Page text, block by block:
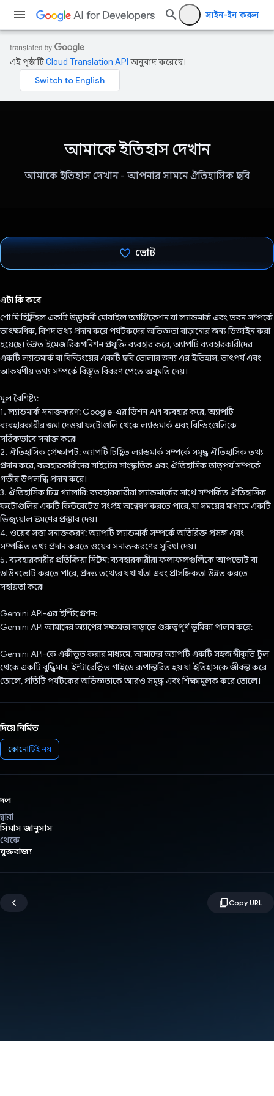
সাইন-ইন করুন
এই পৃষ্ঠাটিCloud Translation API অনুবাদ করেছে।
আমাকে ইতিহাস দেখান
আমাকে ইতিহাস দেখান - আপনার সামনে ঐতিহাসিক ছবি
ভোট
এটা কি করে
শো মি হিস্ট্রি হল একটি উদ্ভাবনী মোবাইল অ্যাপ্লিকেশন যা ল্যান্ডমার্ক এবং ভবন সম্পর্কে
তাৎক্ষণিক, বিশদ তথ্য প্রদান করে পর্যটকদের অভিজ্ঞতা বাড়ানোর জন্য ডিজাইন করা
হয়েছে। উন্নত ইমেজ রিকগনিশন প্রযুক্তি ব্যবহার করে, অ্যাপটি ব্যবহারকারীদের
একটি ল্যান্ডমার্ক বা বিল্ডিংয়ের একটি ছবি তোলার জন্য এর ইতিহাস, তাৎপর্য এবং
আকর্ষণীয় তথ্য সম্পর্কে বিস্তৃত বিবরণ পেতে অনুমতি দেয়।
মূল বৈশিষ্ট্য:
1. ল্যান্ডমার্ক সনাক্তকরণ: Google-এর ভিশন API ব্যবহার করে, অ্যাপটি
ব্যবহারকারীর জমা দেওয়া ফটোগুলি থেকে ল্যান্ডমার্ক এবং বিল্ডিংগুলিকে
সঠিকভাবে সনাক্ত করে৷
2. ঐতিহাসিক প্রেক্ষাপট: অ্যাপটি চিহ্নিত ল্যান্ডমার্ক সম্পর্কে সমৃদ্ধ ঐতিহাসিক তথ্য
প্রদান করে, ব্যবহারকারীদের সাইটের সাংস্কৃতিক এবং ঐতিহাসিক তাত্পর্য সম্পর্কে
গভীর উপলব্ধি প্রদান করে।
3. ঐতিহাসিক চিত্র গ্যালারি: ব্যবহারকারীরা ল্যান্ডমার্কের সাথে সম্পর্কিত ঐতিহাসিক
ফটোগুলির একটি কিউরেটেড সংগ্রহ অন্বেষণ করতে পারে, যা সময়ের মাধ্যমে একটি
ভিজ্যুয়াল ভ্রমণের প্রস্তাব দেয়।
4. ওয়েব সত্তা সনাক্তকরণ: অ্যাপটি ল্যান্ডমার্ক সম্পর্কে অতিরিক্ত প্রসঙ্গ এবং
সম্পর্কিত তথ্য প্রদান করতে ওয়েব সনাক্তকরণের সুবিধা দেয়।
5. ব্যবহারকারীর প্রতিক্রিয়া সিস্টেম: ব্যবহারকারীরা ফলাফলগুলিকে আপভোট বা
ডাউনভোট করতে পারে, প্রদত্ত তথ্যের যথার্থতা এবং প্রাসঙ্গিকতা উন্নত করতে
সহায়তা করে৷
Gemini API-এর ইন্টিগ্রেশন:
Gemini API আমাদের অ্যাপের সক্ষমতা বাড়াতে গুরুত্বপূর্ণ ভূমিকা পালন করে:
Gemini API-কে একীভূত করার মাধ্যমে, আমাদের অ্যাপটি একটি সহজ স্বীকৃতি টুল
থেকে একটি বুদ্ধিমান, ইন্টারেক্টিভ গাইডে রূপান্তরিত হয় যা ইতিহাসকে জীবন্ত করে
তোলে, প্রতিটি পর্যটকের অভিজ্ঞতাকে আরও সমৃদ্ধ এবং শিক্ষামূলক করে তোলে।
দিয়ে নির্মিত
কোনোটিই নয়
দল
দ্বারা
সিমাস জানুসাস
থেকে
যুক্তরাজ্য